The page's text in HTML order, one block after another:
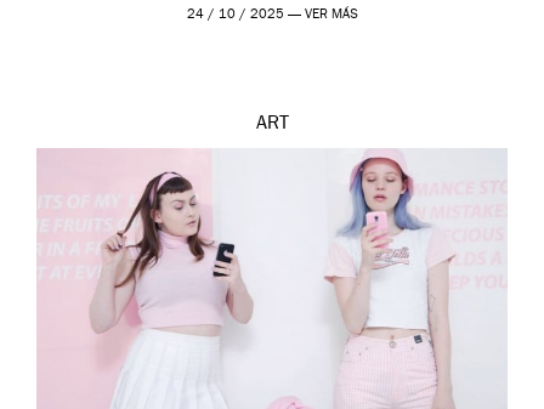
24 / 10 / 2025 — VER MÁS
ART